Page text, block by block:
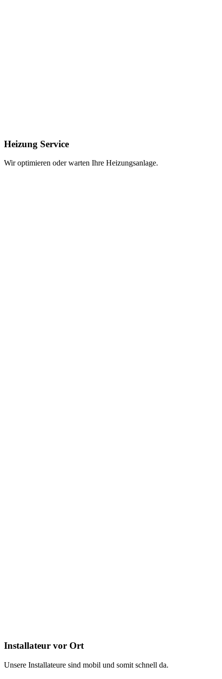
Heizung Service
Wir optimieren oder warten Ihre Heizungsanlage.
Installateur vor Ort
Unsere Installateure sind mobil und somit schnell da.